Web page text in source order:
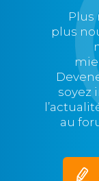
Plus
plus
soyez
au